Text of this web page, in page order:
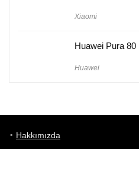
Xiaomi
Huawei Pura 80
Huawei
Hakkımızda